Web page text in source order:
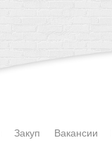
Закуп Вакансии